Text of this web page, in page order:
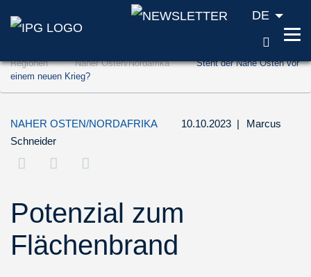
Zum Inhalt springen (Accesskey '1')
Zur Suche springen (Accesskey '2')
DE
Regionen Naher Osten/Nordafrika
Steht der Nahe Osten vor
einem neuen Krieg?
NAHER OSTEN/NORDAFRIKA 10.10.2023 |
Marcus
Schneider
Potenzial zum
Flächenbrand